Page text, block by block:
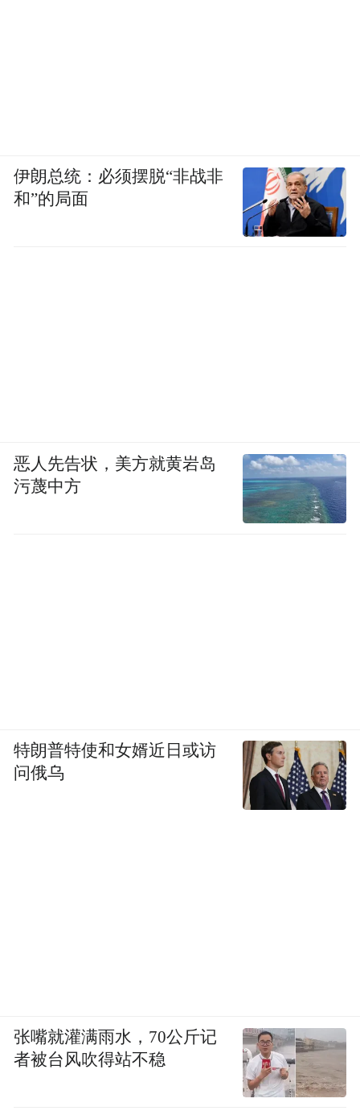
伊朗总统：必须摆脱“非战非
和”的局面
恶人先告状，美方就黄岩岛
污蔑中方
特朗普特使和女婿近日或访
问俄乌
张嘴就灌满雨水，70公斤记
者被台风吹得站不稳